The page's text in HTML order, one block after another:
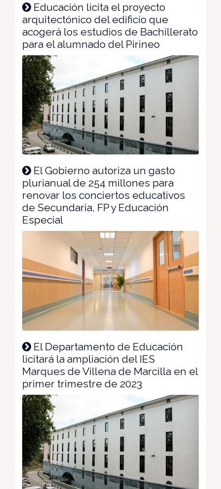
Educación licita el proyecto
arquitectónico del edificio que
acogerá los estudios de Bachillerato
para el alumnado del Pirineo
El Gobierno autoriza un gasto
plurianual de 254 millones para
renovar los conciertos educativos
de Secundaria, FP y Educación
Especial
El Departamento de Educación
licitará la ampliación del IES
Marques de Villena de Marcilla en el
primer trimestre de 2023